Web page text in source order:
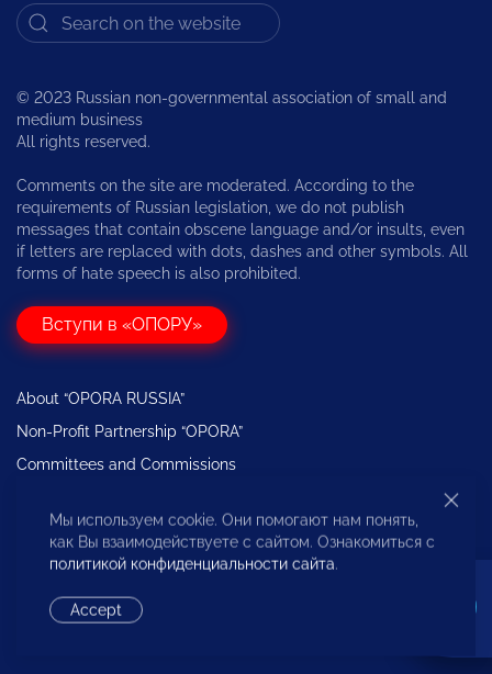
© 2023 Russian non-governmental association of small and
medium business
All rights reserved.
Comments on the site are moderated. According to the
requirements of Russian legislation, we do not publish
messages that contain obscene language and/or insults, even
if letters are replaced with dots, dashes and other symbols. All
forms of hate speech is also prohibited.
Вступи в «ОПОРУ»
About “OPORA RUSSIA”
Non-Profit Partnership “OPORA”
Committees and Commissions
Expertise
The Bureau for the Protection of the Rights of Entrepreneurs
Мы используем cookie. Они помогают нам понять,
как Вы взаимодействуете с сайтом. Ознакомиться с
политикой конфиденциальности сайта.
Accept